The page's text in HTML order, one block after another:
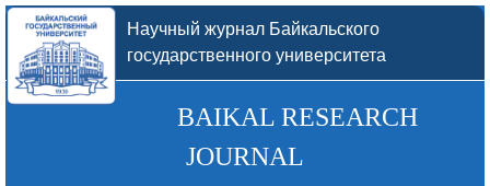
Научный журнал Байкальского
государственного университета
BAIKAL RESEARCH
JOURNAL